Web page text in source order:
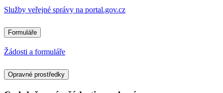
Služby veřejné správy na portal.gov.cz
Formuláře
Žádosti a formuláře
Opravné prostředky